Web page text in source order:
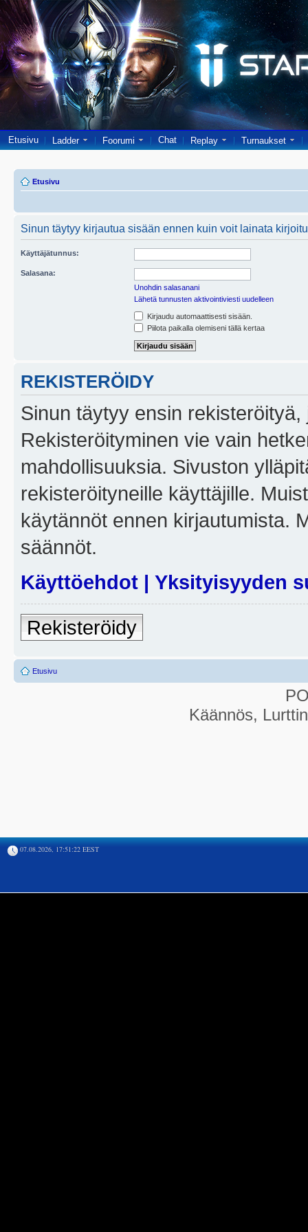
Etusivu Ladder Foorumi Chat Replay Turnaukset
Etusivu
Sinun täytyy kirjautua sisään ennen kuin voit lainata
Käyttäjätunnus:
Salasana:
Unohdin salasanani
Lähetä tunnusten aktivointiviesti uudelleen
Kirjaudu automaattisesti sisään.
Piilota paikalla olemiseni tällä kertaa
REKISTERÖIDY
Sinun täytyy ensin
Rekisteröityminen vie vain
mahdollisuuksia. Sivuston
rekisteröityneille käyttäjille.
käytännöt ennen kirjautumista.
säännöt.
Käyttöehdot | Yksityisyyden
Rekisteröidy
Etusivu
Käännös,
07.08.2026, 17:51:22 EEST